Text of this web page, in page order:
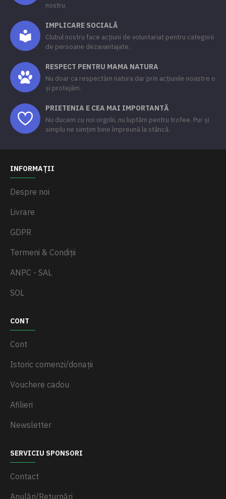
nostru.
IMPLICARE SOCIALĂ
Clubul nostru face acțiuni de voluntariat pentru categorii
de persoane dezavantajate.
RESPECT PENTRU MAMA NATURA
Nu doar ca respectăm natura dar prin acțiunile noastre o
și protejăm.
PRIETENIA E CEA MAI IMPORTANTĂ
Nu ducem cu noi orgolii, nu luptăm pentru trofee. Pur și
simplu ne simțim bine împreună la stâncă.
INFORMAȚII
Despre noi
Livrare
GDPR
Termeni & Condiții
ANPC - SAL
SOL
CONT
Cont
Istoric comenzi/donații
Vouchere cadou
Afilieri
Newsletter
SERVICIU SPONSORI
Contact
Anulări/Returnări